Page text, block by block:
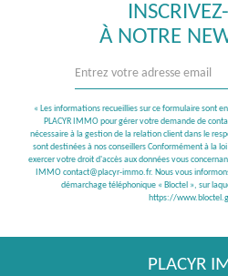
À NOTRE
« Les informations recueillies sur ce formulaire sont
PLACYR IMMO pour gérer votre demande de
nécessaire à la gestion de la relation client dans le
sont destinées à nos conseillers Conformément à la
exercer votre droit d'accès aux données vous
IMMO contact@placyr-immo.fr. Nous vous
démarchage téléphonique « Bloctel », sur
https://
PLACYR